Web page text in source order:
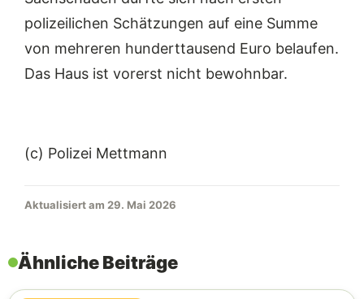
polizeilichen Schätzungen auf eine Summe
von mehreren hunderttausend Euro belaufen.
Das Haus ist vorerst nicht bewohnbar.
(c) Polizei Mettmann
Aktualisiert am 29. Mai 2026
Ähnliche Beiträge